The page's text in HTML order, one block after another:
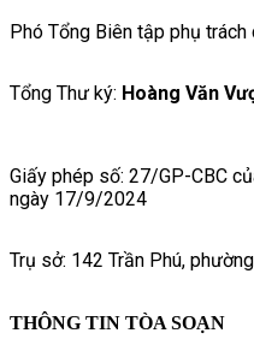
Phó Tổng Biên tập phụ trách
Tổng Thư ký: Hoàng Văn
Giấy phép số: 27/GP-CBC
ngày 17/9/2024
Trụ sở: 142 Trần Phú,
THÔNG TIN TÒA SOẠN